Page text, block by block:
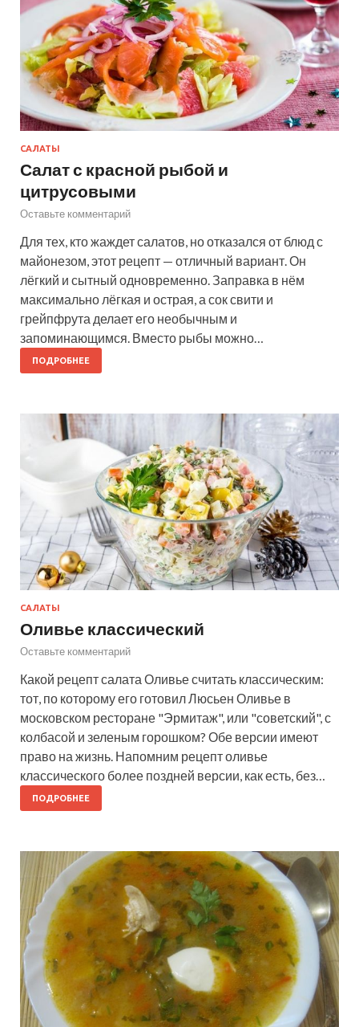
САЛАТЫ
Салат с красной рыбой и
цитрусовыми
Оставьте комментарий
Для тех, кто жаждет салатов, но отказался от блюд с
майонезом, этот рецепт — отличный вариант. Он
лёгкий и сытный одновременно. Заправка в нём
максимально лёгкая и острая, а сок свити и
грейпфрута делает его необычным и
запоминающимся. Вместо рыбы можно…
ПОДРОБНЕЕ
САЛАТЫ
Оливье классический
Оставьте комментарий
Какой рецепт салата Оливье считать классическим:
тот, по которому его готовил Люсьен Оливье в
московском ресторане "Эрмитаж", или "советский", с
колбасой и зеленым горошком? Обе версии имеют
право на жизнь. Напомним рецепт оливье
классического более поздней версии, как есть, без…
ПОДРОБНЕЕ